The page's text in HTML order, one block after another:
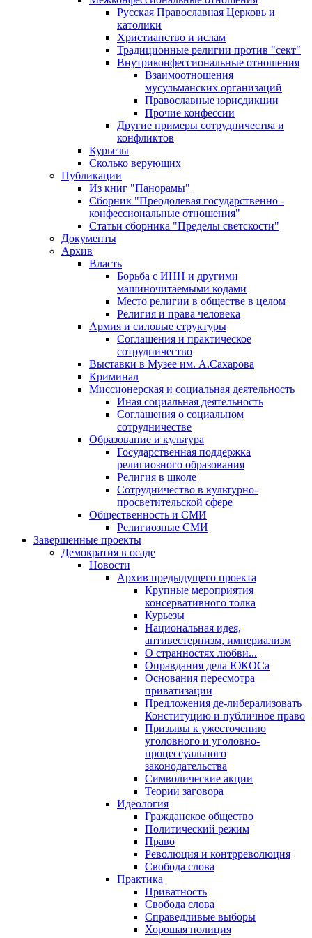
Русская Православная Церковь и
католики
Христианство и ислам
Традиционные религии против "сект"
Внутриконфессиональные отношения
Взаимоотношения
мусульманских организаций
Православные юрисдикции
Прочие конфессии
Другие примеры сотрудничества и
конфликтов
Курьезы
Сколько верующих
Публикации
Из книг "Панорамы"
Сборник "Преодолевая государственно -
конфессиональные отношения"
Статьи сборника "Пределы светскости"
Документы
Архив
Власть
Борьба с ИНН и другими
машиночитаемыми кодами
Место религии в обществе в целом
Религия и права человека
Армия и силовые структуры
Соглашения и практическое
сотрудничество
Выставки в Музее им. А.Сахарова
Криминал
Миссионерская и социальная деятельность
Иная социальная деятельность
Соглашения о социальном
сотрудничестве
Образование и культура
Государственная поддержка
религиозного образования
Религия в школе
Сотрудничество в культурно-
просветительской сфере
Общественность и СМИ
Религиозные СМИ
Завершенные проекты
Демократия в осаде
Новости
Архив предыдущего проекта
Крупные мероприятия
консервативного толка
Курьезы
Национальная идея,
антивестернизм, империализм
О странностях любви...
Оправдания дела ЮКОСа
Основания пересмотра
приватизации
Предложения де-либерализовать
Конституцию и публичное право
Призывы к ужесточению
уголовного и уголовно-
процессуального
законодательства
Символические акции
Теории заговора
Идеология
Гражданское общество
Политический режим
Право
Революция и контрреволюция
Свобода слова
Практика
Приватность
Свобода слова
Справедливые выборы
Хорошая полиция